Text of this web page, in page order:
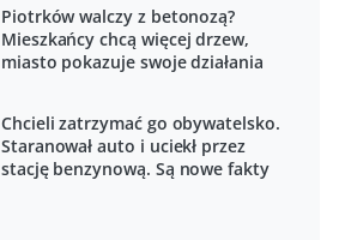
Piotrków walczy z betonozą?
Mieszkańcy chcą więcej drzew,
miasto pokazuje swoje działania
Chcieli zatrzymać go obywatelsko.
Staranował auto i uciekł przez
stację benzynową. Są nowe fakty